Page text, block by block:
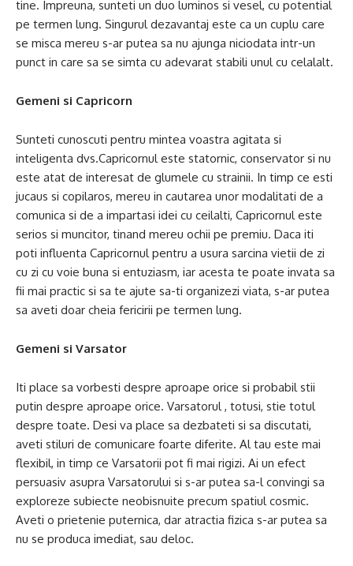
tine. Impreuna, sunteti un duo luminos si vesel, cu potential
pe termen lung. Singurul dezavantaj este ca un cuplu care
se misca mereu s-ar putea sa nu ajunga niciodata intr-un
punct in care sa se simta cu adevarat stabili unul cu celalalt.
Gemeni si Capricorn
Sunteti cunoscuti pentru mintea voastra agitata si
inteligenta dvs.Capricornul este statornic, conservator si nu
este atat de interesat de glumele cu strainii. In timp ce esti
jucaus si copilaros, mereu in cautarea unor modalitati de a
comunica si de a impartasi idei cu ceilalti, Capricornul este
serios si muncitor, tinand mereu ochii pe premiu. Daca iti
poti influenta Capricornul pentru a usura sarcina vietii de zi
cu zi cu voie buna si entuziasm, iar acesta te poate invata sa
fii mai practic si sa te ajute sa-ti organizezi viata, s-ar putea
sa aveti doar cheia fericirii pe termen lung.
Gemeni si Varsator
Iti place sa vorbesti despre aproape orice si probabil stii
putin despre aproape orice. Varsatorul , totusi, stie totul
despre toate. Desi va place sa dezbateti si sa discutati,
aveti stiluri de comunicare foarte diferite. Al tau este mai
flexibil, in timp ce Varsatorii pot fi mai rigizi. Ai un efect
persuasiv asupra Varsatorului si s-ar putea sa-l convingi sa
exploreze subiecte neobisnuite precum spatiul cosmic.
Aveti o prietenie puternica, dar atractia fizica s-ar putea sa
nu se produca imediat, sau deloc.